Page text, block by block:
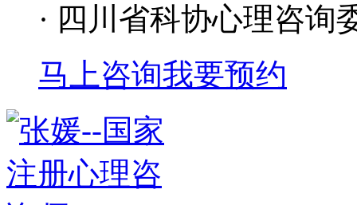
· 四川省科协心理咨询
马上咨询我要预约